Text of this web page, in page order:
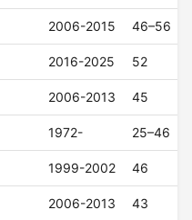
2006-2015 46–56
2016-2025 52
2006-2013 45
1972- 25–46
1999-2002 46
2006-2013 43